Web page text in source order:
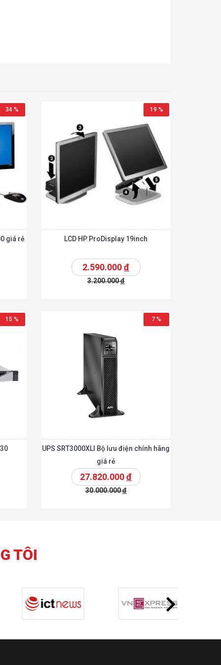
34 %
giá rẻ
19 %
LCD HP ProDisplay 19inch
2.590.000đ
3.200.000đ
15 % 7 %
UPS SRT3000XLI Bộ lưu điện chính hãng
giá rẻ
27.820.000đ
30.000.000đ
TÔI